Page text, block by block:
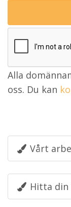
Alla
oss. Du kan
Vårt
Hitta din